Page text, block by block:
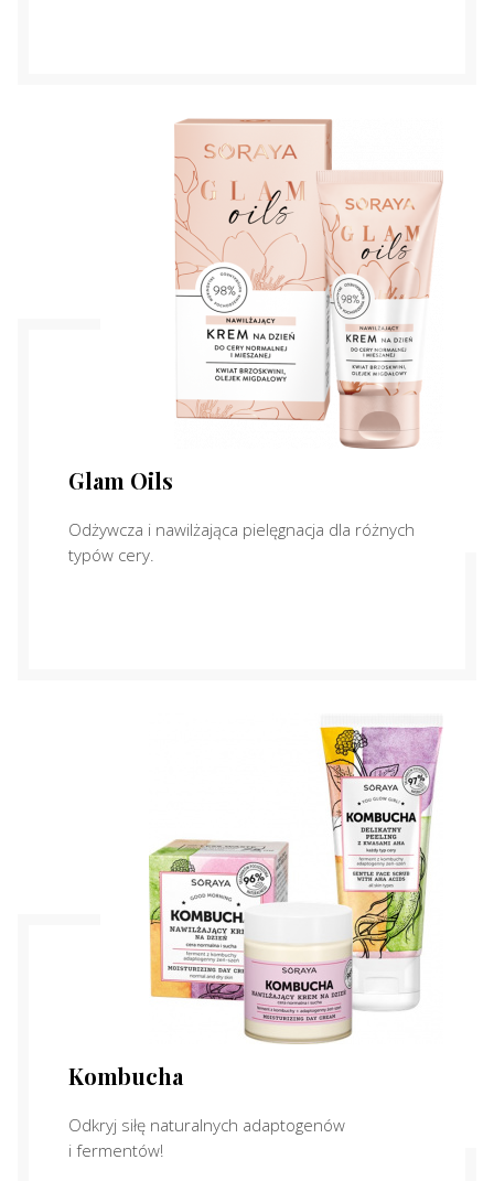
Glam Oils
Odżywcza i nawilżająca pielęgnacja dla różnych
typów cery.
Kombucha
Odkryj siłę naturalnych adaptogenów
i fermentów!